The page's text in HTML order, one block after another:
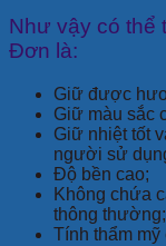
Như vậy có thể
Đơn là:
Giữ được
Giữ màu sắc
Giữ nhiệt tốt
người sử
Độ bền cao;
Không chứa
thông thường;
Tính thẩm mỹ